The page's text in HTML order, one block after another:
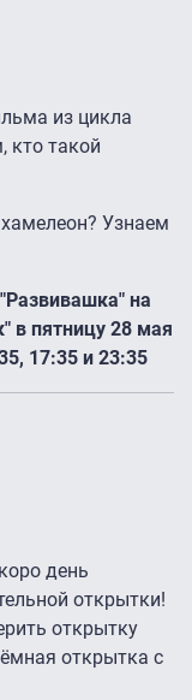
из цикла
кто такой
Узнаем
на
в пятницу 28 мая
17:35 и 23:35
день
открытки!
открытку
открытка с